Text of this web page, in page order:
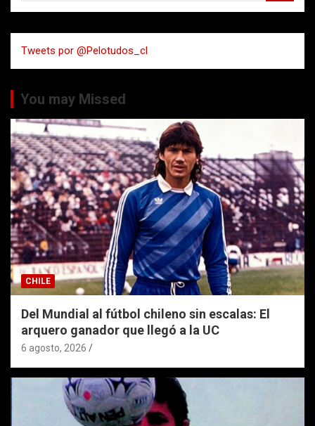
a
r
Tweets por @Pelotudos_cl
You may Missed
CHILE
Del Mundial al fútbol chileno sin escalas: El
arquero ganador que llegó a la UC
6 agosto, 2026